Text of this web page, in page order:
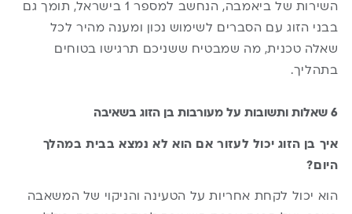
השירות של ביאמבה, הנחשב למספר 1 בישראל, תומך גם
בבני הזוג עם הסברים לשימוש נכון ומענה מהיר לכל
שאלה טכנית, מה שמבטיח ששניכם תרגישו בטוחים
בתהליך.
6 שאלות ותשובות על מעורבות בן הזוג בשאיבה
איך בן הזוג יכול לעזור אם הוא לא נמצא בבית במהלך
היום?
הוא יכול לקחת אחריות על הטעינה והניקוי של המשאבה